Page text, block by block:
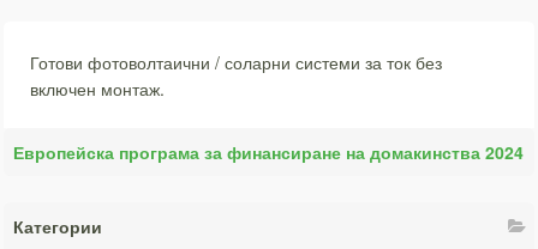
Готови фотоволтаични / соларни системи за ток без
включен монтаж.
Европейска програма за финансиране на домакинства 2024
Категории